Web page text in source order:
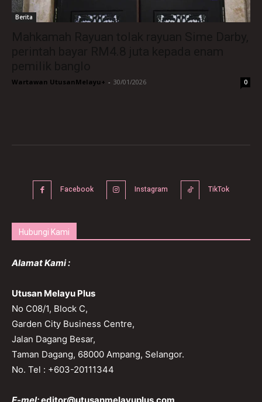
Berita
Wartawan UtusanMelayu+ - 30/01/2026 0
Facebook Instagram TikTok
Hubungi Kami
Alamat Kami :
Utusan Melayu Plus
No C08/1, Block C,
Garden City Business Centre,
Jalan Dagang Besar,
Taman Dagang, 68000 Ampang, Selangor.
No. Tel : +603-20111344